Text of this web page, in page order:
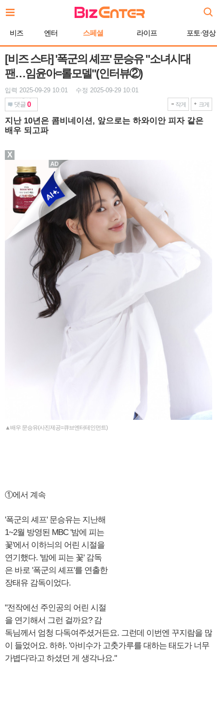
문
기
비즈 엔터 스페셜 라이프 포토·영상
[비즈 스타] '폭군의 셰프' 문승유 "소녀시대
팬…임윤아=롤모델"(인터뷰②)
입력 2025-09-29 10:01 수정 2025-09-29 10:01
댓글 0 작게 크게
지난 10년은 콤비네이션, 앞으로는 하와이안 피자 같은
배우 되고파
▲배우 문승유(사진제공=큐브엔터테인먼트)
①에서 계속
'폭군의 셰프' 문승유는 지난해
1~2월 방영된 MBC '밤에 피는
꽃'에서 이하늬의 어린 시절을
연기했다. '밤에 피는 꽃' 감독
은 바로 '폭군의 셰프'를 연출한
장태유 감독이었다.
"전작에선 주인공의 어린 시절
을 연기해서 그런 걸까요? 감
독님께서 엄청 다독여주셨거든요. 그런데 이번엔 꾸지람을 많
이 들었어요. 하하. '아비수가 고춧가루를 대하는 태도가 너무
가볍다'라고 하셨던 게 생각나요."
X